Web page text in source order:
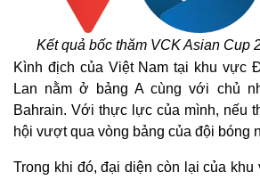
Kết quả bốc thăm VCK Asian Cup
Kình địch của Việt Nam tại khu vực
Lan nằm ở bảng A cùng với chủ
Bahrain. Với thực lực của mình, nếu
hội vượt qua vòng bảng của đội bóng
Trong khi đó, đại diện còn lại của